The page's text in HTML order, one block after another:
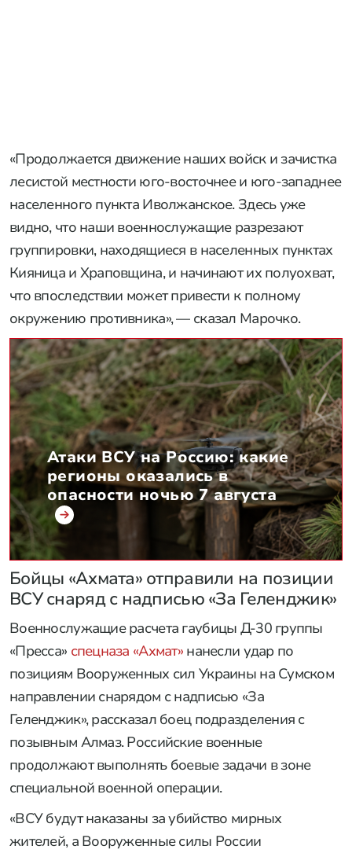
«Продолжается движение наших войск и зачистка
лесистой местности юго-восточнее и юго-западнее
населенного пункта Иволжанское. Здесь уже
видно, что наши военнослужащие разрезают
группировки, находящиеся в населенных пунктах
Кияница и Храповщина, и начинают их полуохват,
что впоследствии может привести к полному
окружению противника», — сказал Марочко.
Атаки ВСУ на Россию: какие
регионы оказались в
опасности ночью 7 августа
Бойцы «Ахмата» отправили на позиции
ВСУ снаряд с надписью «За Геленджик»
Военнослужащие расчета гаубицы Д-30 группы
«Пресса» спецназа «Ахмат» нанесли удар по
позициям Вооруженных сил Украины на Сумском
направлении снарядом с надписью «За
Геленджик», рассказал боец подразделения с
позывным Алмаз. Российские военные
продолжают выполнять боевые задачи в зоне
специальной военной операции.
«ВСУ будут наказаны за убийство мирных
жителей, а Вооруженные силы России